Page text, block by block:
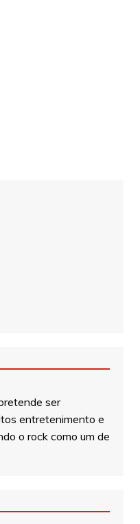
ser
entretenimento e
o rock como um de